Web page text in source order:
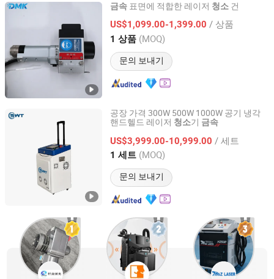
금속 표면에 적합한 레이저 청소 건
US$1,099.00-1,399.00 / 상품
1 상품 (MOQ)
문의 보내기
Demark (Wuhan) Technology Co., Ltd
Hubei, China 이후 2011
공장 가격 300W 500W 1000W 공기 냉각
핸드헬드 레이저 청소기 금속
US$3,999.00-10,999.00 / 세트
1 세트 (MOQ)
문의 보내기
Wuhan Swanti Technology Co. Ltd.
Hubei, China 이후 2024